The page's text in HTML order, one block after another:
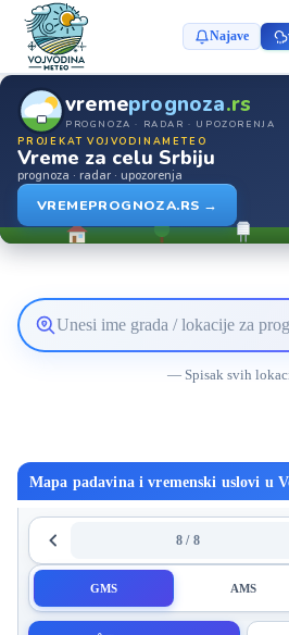
Najave
vremeprognoza.rs
PROGNOZA · RADAR · UPOZORENJA
PROJEKAT VOJVODINAMETEO
Vreme za celu Srbiju
prognoza · radar · upozorenja
VREMEPROGNOZA.RS →
Pretražite
— Spisak svih
Mapa padavina i vremenski uslovi u
8 / 8
GMS AMS